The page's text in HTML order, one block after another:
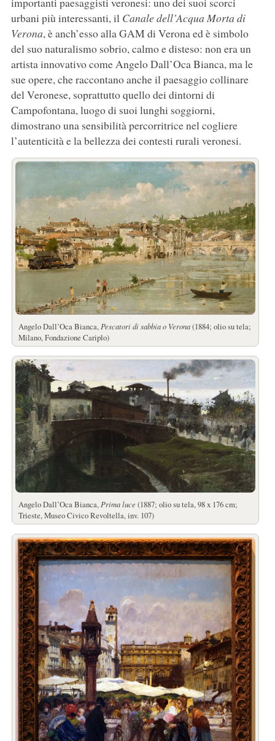
urbani più interessanti, il Canale dell’Acqua Morta di
Verona, è anch’esso alla GAM di Verona ed è simbolo
del suo naturalismo sobrio, calmo e disteso: non era un
artista innovativo come Angelo Dall’Oca Bianca, ma le
sue opere, che raccontano anche il paesaggio collinare
del Veronese, soprattutto quello dei dintorni di
Campofontana, luogo di suoi lunghi soggiorni,
dimostrano una sensibilità percorritrice nel cogliere
l’autenticità e la bellezza dei contesti rurali veronesi.
Angelo Dall’Oca Bianca, Pescatori di sabbia o Verona(1884; olio su tela;
Milano, Fondazione Cariplo)
Angelo Dall’Oca Bianca, Prima luce (1887; olio su tela, 98 x 176 cm;
Trieste, Museo Civico Revoltella, inv. 107)